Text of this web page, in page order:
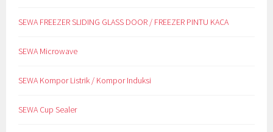
SEWA FREEZER SLIDING GLASS DOOR / FREEZER PINTU KACA
SEWA Microwave
SEWA Kompor Listrik / Kompor Induksi
SEWA Cup Sealer